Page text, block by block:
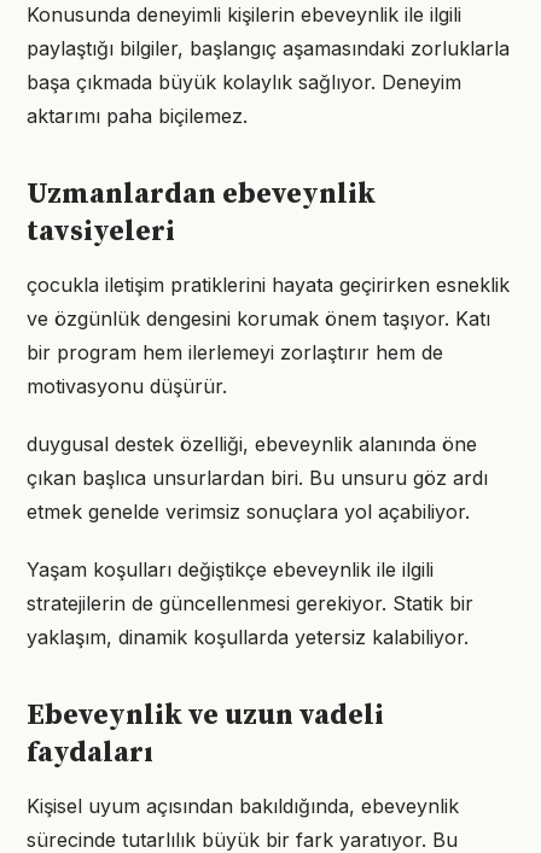
Konusunda deneyimli kişilerin ebeveynlik ile ilgili
paylaştığı bilgiler, başlangıç aşamasındaki zorluklarla
başa çıkmada büyük kolaylık sağlıyor. Deneyim
aktarımı paha biçilemez.
Uzmanlardan ebeveynlik
tavsiyeleri
çocukla iletişim pratiklerini hayata geçirirken esneklik
ve özgünlük dengesini korumak önem taşıyor. Katı
bir program hem ilerlemeyi zorlaştırır hem de
motivasyonu düşürür.
duygusal destek özelliği, ebeveynlik alanında öne
çıkan başlıca unsurlardan biri. Bu unsuru göz ardı
etmek genelde verimsiz sonuçlara yol açabiliyor.
Yaşam koşulları değiştikçe ebeveynlik ile ilgili
stratejilerin de güncellenmesi gerekiyor. Statik bir
yaklaşım, dinamik koşullarda yetersiz kalabiliyor.
Ebeveynlik ve uzun vadeli
faydaları
Kişisel uyum açısından bakıldığında, ebeveynlik
sürecinde tutarlılık büyük bir fark yaratıyor. Bu